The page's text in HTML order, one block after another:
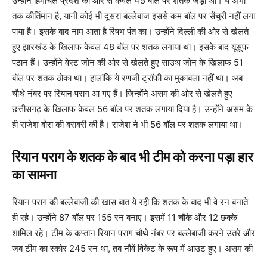
तक कीर्तिमान है, यानी कोई भी दूसरा बल्लेबाज इससे कम बॉल पर सेंचुरी नहीं लगा
पाया है। इसके बाद नाम आता है रिषभ पंत का। उन्होंने दिल्ली की ओर से खेलते
हुए झारखंड के खिलाफ केवल 48 बॉल पर शतक लगाया था। इसके बाद यूसुफ
पठान हैं। उन्होंने वेस्ट जोन की ओर से खेलते हुए साउथ जोन के खिलाफ 51
बॉल पर शतक ठोका था। हालांकि ये रणजी ट्रॉफी का मुकाबला नहीं था। अब
चौथे नंबर पर रियान पराग आ गए हैं। जिन्होंने असम की ओर से खेलते हुए
छत्तीसगढ़ के खिलाफ केवल 56 बॉल पर शतक लगाया दिया है। उन्होंने असम के
ही राजेश बोरा की बराबरी की है। राजेश ने भी 56 बॉल पर शतक लगाया था।
रियान पराग के शतक के बाद भी टीम को करना पड़ा हार
का सामना
रियान पराग की बल्लेबाजी की खास बात ये रही कि शतक के बाद भी वे रन बनाते
ही रहे। उन्होंने 87 बॉल पर 155 रन बनाए। इसमें 11 चौके और 12 छक्के
शामिल रहे। टीम के कप्तान रियान पराग चौथे नंबर पर बल्लेबाजी करने उतरे और
जब टीम का स्कोर 245 रन था, तब नौवें विकेट के रूप में आउट हुए। असम की